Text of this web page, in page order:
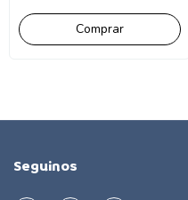
Comprar
Seguinos